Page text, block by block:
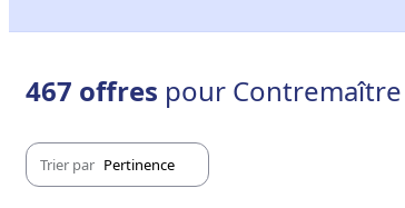
467 offres pour Contremaître
Trier par Pertinence